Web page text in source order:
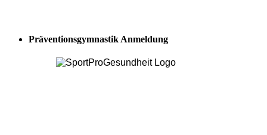
Präventionsgymnastik Anmeldung